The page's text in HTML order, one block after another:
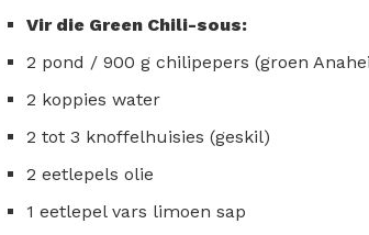
Vir die Green Chili-sous:
2 pond / 900 g chilipepers (groen
2 koppies water
2 tot 3 knoffelhuisies (geskil)
2 eetlepels olie
1 eetlepel vars limoen sap